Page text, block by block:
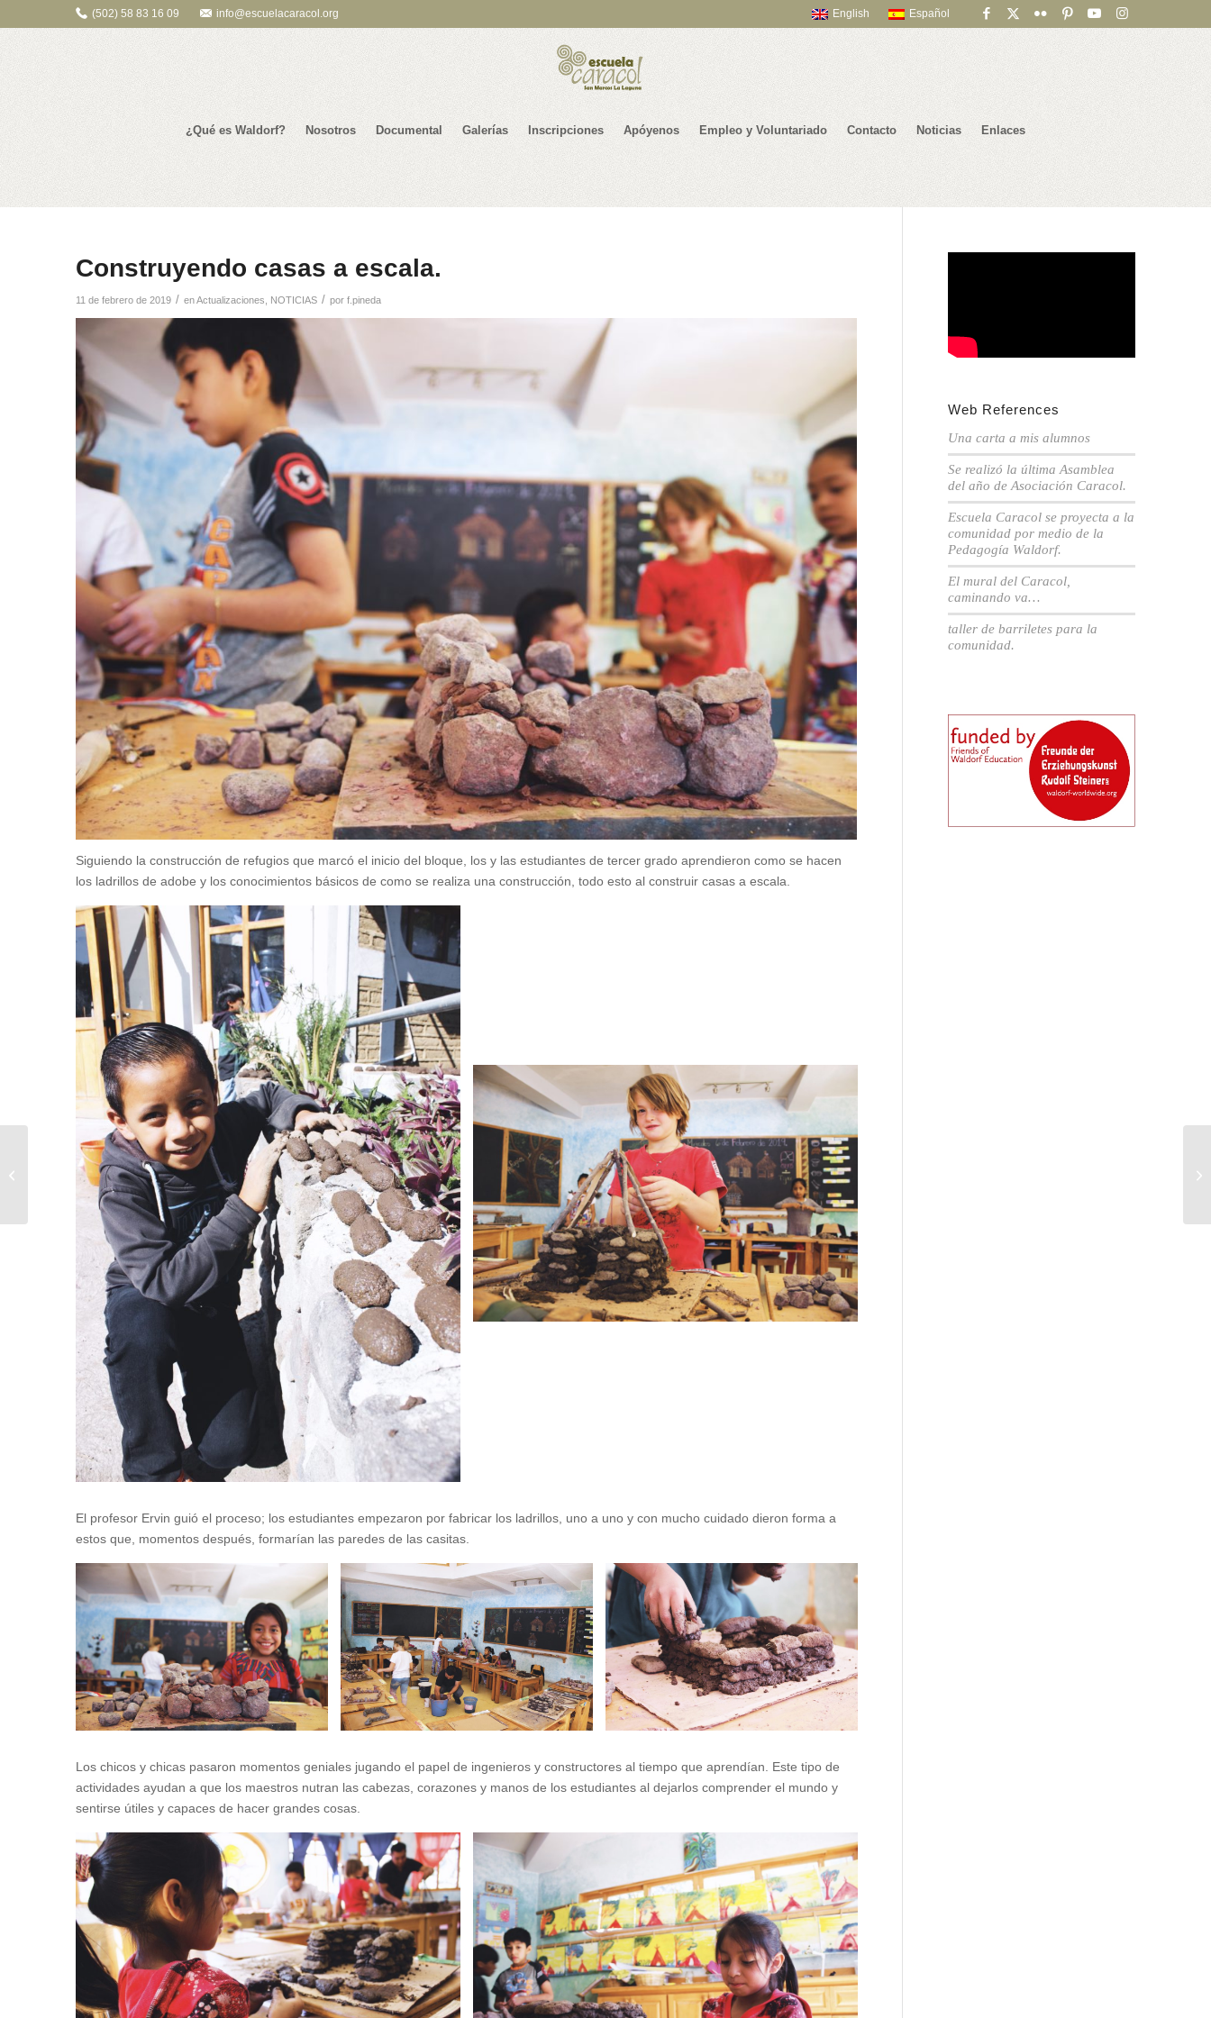
English Español
(502) 58 83 16 09 info@escuelacaracol.org
¿Qué es Waldorf? Nosotros Documental Galerías Inscripciones Apóyenos Empleo y Voluntariado Contacto Noticias Enlaces
Construyendo casas a escala.
11 de febrero de 2019 / enActualizaciones NOTICIAS / por f.pineda
Siguiendo la construcción de refugios que marcó el inicio del bloque, los y las estudiantes de tercer grado aprendieron como se hacen
los ladrillos de adobe y los conocimientos básicos de como se realiza una construcción, todo esto al construir casas a escala.
El profesor Ervin guió el proceso; los estudiantes empezaron por fabricar los ladrillos, uno a uno y con mucho cuidado dieron forma a
estos que, momentos después, formarían las paredes de las casitas.
Los chicos y chicas pasaron momentos geniales jugando el papel de ingenieros y constructores al tiempo que aprendían. Este tipo de
actividades ayudan a que los maestros nutran las cabezas, corazones y manos de los estudiantes al dejarlos comprender el mundo y
sentirse útiles y capaces de hacer grandes cosas.
Web References
Una carta a mis alumnos
Se realizó la última Asamblea
del año de Asociación Caracol.
Escuela Caracol se proyecta a la
comunidad por medio de la
Pedagogía Waldorf.
El mural del Caracol,
caminando va…
taller de barriletes para la
comunidad.
Primer día en el jardín.